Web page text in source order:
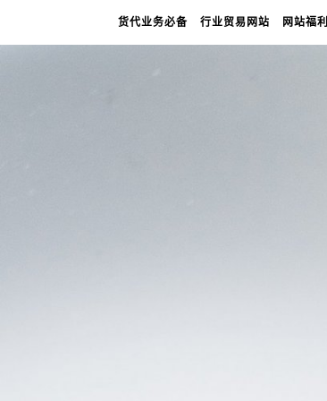
货代业务必备 行业贸易网站 网站福利